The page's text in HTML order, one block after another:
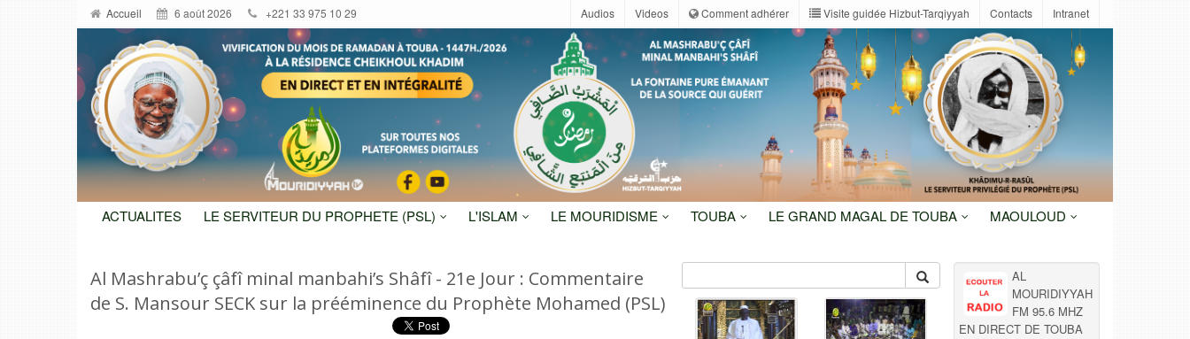
Accueil 6 août 2026 +221 33 975 10 29 Audios Videos Comment adhérer Visite guidée Hizbut-Tarqiyyah Contacts Intranet
ACTUALITES LE SERVITEUR DU PROPHETE (PSL) L'ISLAM LE MOURIDISME TOUBA LE GRAND MAGAL DE TOUBA MAOULOUD
Al Mashrabu’ç çâfî minal manbahi’s Shâfî - 21e Jour : Commentaire
de S. Mansour SECK sur la prééminence du Prophète Mohamed (PSL)
AL
MOURIDIYYAH
FM 95.6 MHZ
EN DIRECT DE TOUBA